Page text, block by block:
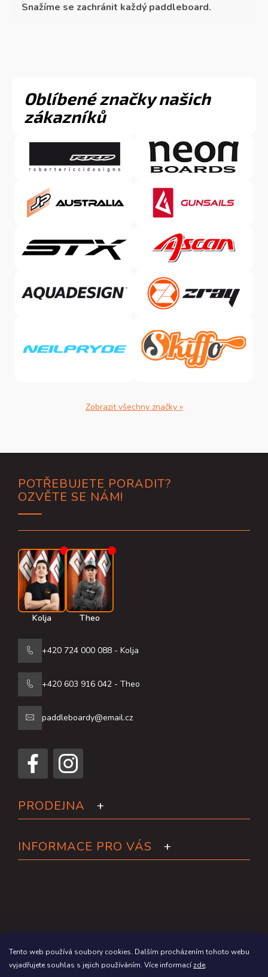
Tento web používá soubory cookies. Dalším procházením tohoto webu
vyjadřujete souhlas s jejich používáním. Více informacízde.
Snažíme se zachránit každý paddleboard.
Oblíbené značky našich
zákazníků
Zobrazit všechny značky »
POTŘEBUJETE PORADIT?
OZVĚTE SE NÁM!
Kolja Theo
+420 724 000 088 - Kolja
+420 603 916 042 - Theo
paddleboardy@email.cz
PRODEJNA
INFORMACE PRO VÁS